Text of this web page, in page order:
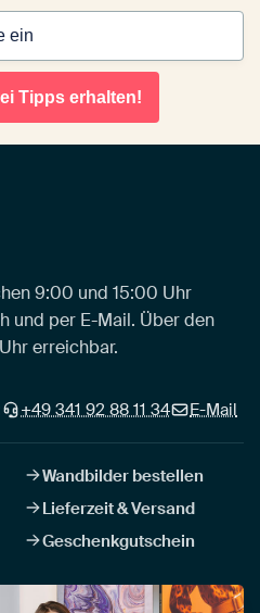
Tipps erhalten!
9:00 und 15:00 Uhr
und per E-Mail. Über den
erreichbar.
+49 341 92 88 11 34 E-Mail
Wandbilder bestellen
Lieferzeit & Versand
Geschenkgutschein